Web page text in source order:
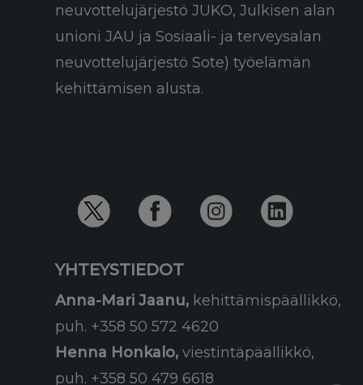
neuvottelujärjestö JUKO, Julkisen alan
unioni JAU ja Sosiaali- ja terveysalan
neuvottelujärjestö Sote) työelämän
kehittämisen alusta.
YHTEYSTIEDOT
Anna-Mari Jaanu, kehittämispäällikkö,
puh. +358 50 572 4620
Henna Honkalo, viestintäpäällikkö,
puh. +358 50 479 6618